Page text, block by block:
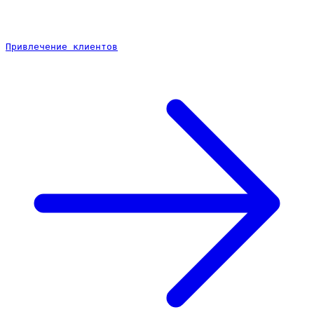
Привлечение клиентов